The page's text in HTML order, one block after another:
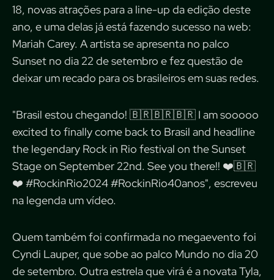
18, novas atrações para a line-up da edição deste
ano, e uma delas já está fazendo sucesso na web:
Mariah Carey. A artista se apresenta no palco
Sunset no dia 22 de setembro e fez questão de
deixar um recado para os brasileiros em suas redes.
"Brasil estou chegando! 🇧🇷🇧🇷🇧🇷 I am sooooo
excited to finally come back to Brasil and headline
the legendary Rock in Rio festival on the Sunset
Stage on September 22nd. See you there!! ❤️🇧🇷
❤️ #RockinRio2024 #RockinRio40anos", escreveu
na legenda um vídeo.
Quem também foi confirmada no megaevento foi
Cyndi Lauper, que sobe ao palco Mundo no dia 20
de setembro. Outra estrela que virá é a novata Tyla,